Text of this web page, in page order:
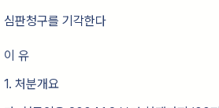
심판청구를 기각한다
이 유
1. 처분개요